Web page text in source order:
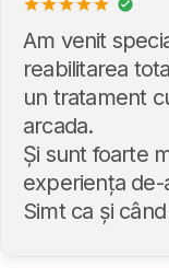
Am venit
reabilitarea
un tratament
arcada.
Și sunt foarte
experiența
Simt ca și